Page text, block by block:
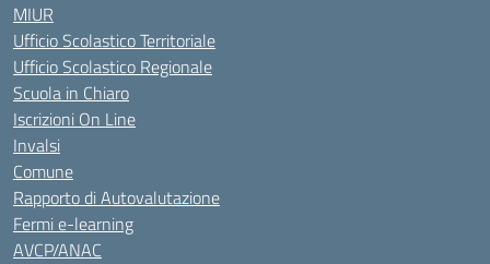
MIUR
Ufficio Scolastico Territoriale
Ufficio Scolastico Regionale
Scuola in Chiaro
Iscrizioni On Line
Invalsi
Comune
Rapporto di Autovalutazione
Fermi e-learning
AVCP/ANAC